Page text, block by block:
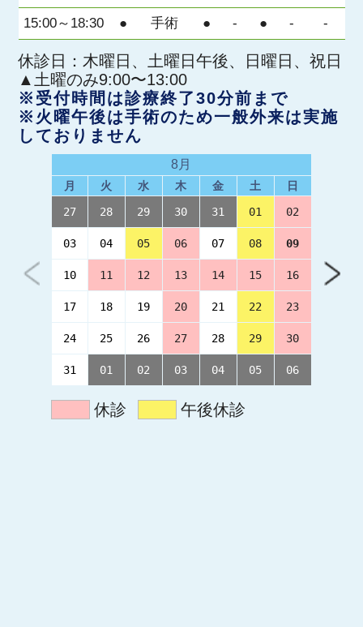
15:00～18:30 ● 手術 ● - ● - -
休診日：木曜日、土曜日午後、日曜日、祝日
▲土曜のみ9:00〜13:00
※受付時間は診療終了30分前まで
※火曜午後は手術のため一般外来は実施
しておりません
8月
月 火 水 木 金 土
日
27
28 29 30 31 01 02
03 04 05 06 07 08 09
10 11 12 13 14 15 16
17 18 19 20 21 22 23
24 25 26 27 28 29 30
31 01 02 03 04 05 06
休診 午後休診